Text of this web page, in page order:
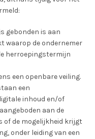
gebonden is aan
waarop de ondernemer
herroepingstermijn
een openbare veiling.
een
inhoud en/of
aan de
of de mogelijkheid krijgt
onder leiding van een